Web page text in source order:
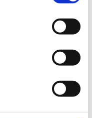
Emergency
med Danmark
ambassade i Rom
informationer og
og den humanitære